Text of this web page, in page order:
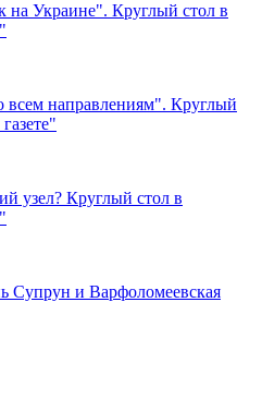
на Украине". Круглый стол в
всем направлениям". Круглый
узел? Круглый стол в
Супрун и Варфоломеевская